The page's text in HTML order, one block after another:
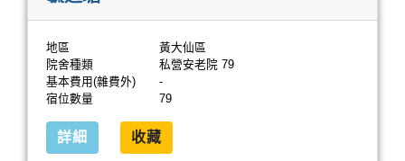
地區
黃大仙區
院舍種類
私營安老院 79
基本費用(雜費外)
-
宿位數量
79
詳細 收藏